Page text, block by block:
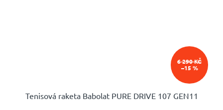
6 290 KČ
–15 %
Tenisová raketa Babolat PURE DRIVE 107 GEN11